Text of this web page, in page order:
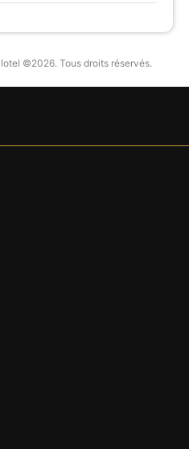
©2026. Tous droits réservés.